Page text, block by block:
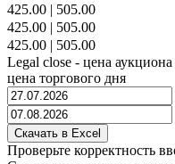
425.00 | 505.00
425.00 | 505.00
425.00 | 505.00
Legal close - цена
цена торгового дня
Проверьте корректность